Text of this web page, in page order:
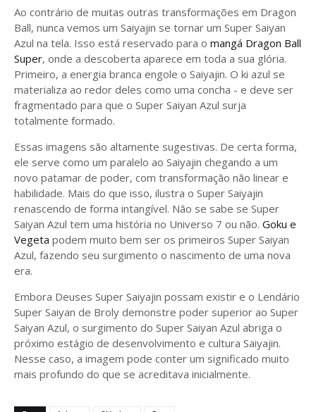
Ao contrário de muitas outras transformações em Dragon
Ball, nunca vemos um Saiyajin se tornar um Super Saiyan
Azul na tela. Isso está reservado para o mangá Dragon Ball
Super, onde a descoberta aparece em toda a sua glória.
Primeiro, a energia branca engole o Saiyajin. O ki azul se
materializa ao redor deles como uma concha - e deve ser
fragmentado para que o Super Saiyan Azul surja
totalmente formado.
Essas imagens são altamente sugestivas. De certa forma,
ele serve como um paralelo ao Saiyajin chegando a um
novo patamar de poder, com transformação não linear e
habilidade. Mais do que isso, ilustra o Super Saiyajin
renascendo de forma intangível. Não se sabe se Super
Saiyan Azul tem uma história no Universo 7 ou não. Goku e
Vegeta podem muito bem ser os primeiros Super Saiyan
Azul, fazendo seu surgimento o nascimento de uma nova
era.
Embora Deuses Super Saiyajin possam existir e o Lendário
Super Saiyan de Broly demonstre poder superior ao Super
Saiyan Azul, o surgimento do Super Saiyan Azul abriga o
próximo estágio de desenvolvimento e cultura Saiyajin.
Nesse caso, a imagem pode conter um significado muito
mais profundo do que se acreditava inicialmente.